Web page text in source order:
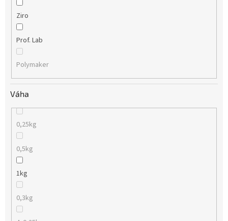
Ziro
Prof. Lab
Polymaker
Váha
0,25kg
0,5kg
1kg
0,3kg